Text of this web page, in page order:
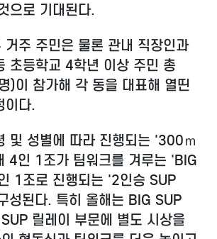
으로 기대된다.
거주 주민은 물론 관내 직장인과
초등학교 4학년 이상 주민 총
)이 참가해 각 동을 대표해 열띤
이다.
및 성별에 따라 진행되는 '300ｍ
4인 1조가 팀워크를 겨루는 'BIG
1조로 진행되는 '2인승 SUP
성된다. 특히 올해는 BIG SUP
릴레이 부문에 별도 시상을